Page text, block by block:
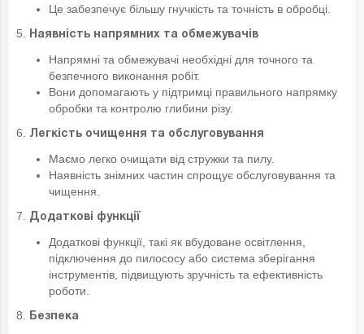
Це забезпечує більшу гнучкість та точність в обробці.
5.
Наявність напрямних та обмежувачів
Напрямні та обмежувачі необхідні для точного та
безпечного виконання робіт.
Вони допомагають у підтримці правильного напрямку
обробки та контролю глибини різу.
6.
Легкість очищення та обслуговування
Маємо легко очищати від стружки та пилу.
Наявність знімних частин спрощує обслуговування та
чищення.
7.
Додаткові функції
Додаткові функції, такі як вбудоване освітлення,
підключення до пилососу або система зберігання
інструментів, підвищують зручність та ефективність
роботи.
8.
Безпека